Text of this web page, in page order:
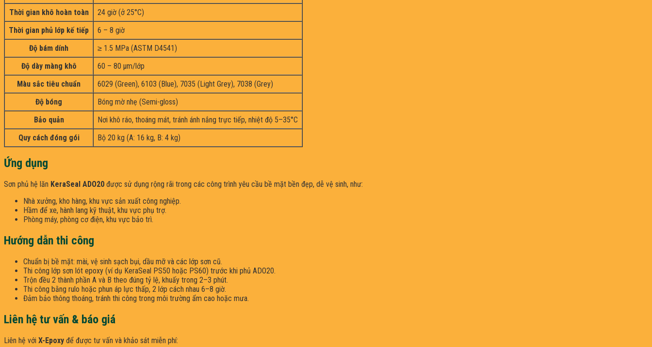
Thời gian khô hoàn toàn
24 giờ (ở 25°C)
Thời gian phủ lớp kế tiếp
6 – 8 giờ
Độ bám dính
≥ 1.5 MPa (ASTM D4541)
Độ dày màng khô
60 – 80 µm/lớp
Màu sắc tiêu chuẩn
6029 (Green), 6103 (Blue), 7035 (Light Grey), 7038 (Grey)
Độ bóng
Bóng mờ nhẹ (Semi-gloss)
Bảo quản
Nơi khô ráo, thoáng mát, tránh ánh nắng trực tiếp, nhiệt độ 5–35°C
Quy cách đóng gói
Bộ 20 kg (A: 16 kg, B: 4 kg)
Ứng dụng
Sơn phủ hệ lăn KeraSeal ADO20 được sử dụng rộng rãi trong các công trình yêu cầu bề mặt bền đẹp, dễ vệ sinh, như:
Nhà xưởng, kho hàng, khu vực sản xuất công nghiệp.
Hầm để xe, hành lang kỹ thuật, khu vực phụ trợ.
Phòng máy, phòng cơ điện, khu vực bảo trì.
Hướng dẫn thi công
Chuẩn bị bề mặt: mài, vệ sinh sạch bụi, dầu mỡ và các lớp sơn cũ.
Thi công lớp sơn lót epoxy (ví dụ KeraSeal PS50 hoặc PS60) trước khi phủ ADO20.
Trộn đều 2 thành phần A và B theo đúng tỷ lệ, khuấy trong 2–3 phút.
Thi công bằng rulo hoặc phun áp lực thấp, 2 lớp cách nhau 6–8 giờ.
Đảm bảo thông thoáng, tránh thi công trong môi trường ẩm cao hoặc mưa.
Liên hệ tư vấn & báo giá
Liên hệ với X-Epoxy để được tư vấn và khảo sát miễn phí: